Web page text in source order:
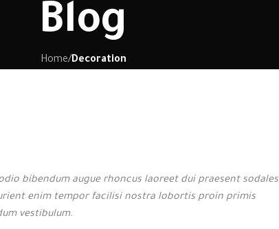
Blog
Home/Decoration
bibendum augue rhoncus laoreet dui praesent sodales
enim tempor facilisi nostra lobortis proin primis
vestibulum.